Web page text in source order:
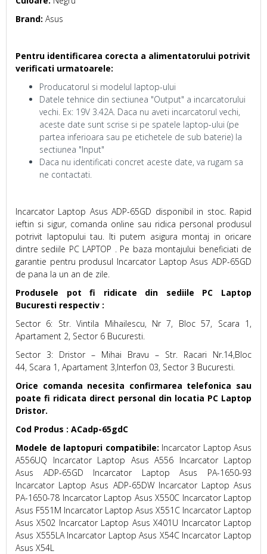
Brand: Asus
Pentru identificarea corecta a alimentatorului potrivit
verificati urmatoarele:
Producatorul si modelul laptop-ului
Datele tehnice din sectiunea "Output" a incarcatorului
vechi. Ex: 19V 3.42A. Daca nu aveti incarcatorul vechi,
aceste date sunt scrise si pe spatele laptop-ului (pe
partea inferioara sau pe etichetele de sub baterie) la
sectiunea "Input"
Daca nu identificati concret aceste date, va rugam sa
ne contactati.
Incarcator Laptop Asus ADP-65GD disponibil in stoc. Rapid
ieftin si sigur, comanda online sau ridica personal produsul
potrivit laptopului tau. Iti putem asigura montaj in oricare
dintre sediile PC LAPTOP . Pe baza montajului beneficiati de
garantie pentru produsul Incarcator Laptop Asus ADP-65GD
de pana la un an de zile.
Produsele pot fi ridicate din sediile PC Laptop
Bucuresti respectiv :
Sector 6: Str. Vintila Mihailescu, Nr 7, Bloc 57, Scara 1,
Apartament 2, Sector 6 Bucuresti.
Sector 3: Dristor – Mihai Bravu – Str. Racari Nr.14,Bloc
44, Scara 1, Apartament 3,Interfon 03, Sector 3 Bucuresti.
Orice comanda necesita confirmarea telefonica sau
poate fi ridicata direct personal din locatia PC Laptop
Dristor.
Cod Produs : ACadp-65gdC
Modele de laptopuri compatibile: Incarcator Laptop Asus
A556UQ Incarcator Laptop Asus A556 Incarcator Laptop
Asus ADP-65GD Incarcator Laptop Asus PA-1650-93
Incarcator Laptop Asus ADP-65DW Incarcator Laptop Asus
PA-1650-78 Incarcator Laptop Asus X550C Incarcator Laptop
Asus F551M Incarcator Laptop Asus X551C Incarcator Laptop
Asus X502 Incarcator Laptop Asus X401U Incarcator Laptop
Asus X555LA Incarcator Laptop Asus X54C Incarcator Laptop
Asus X54L